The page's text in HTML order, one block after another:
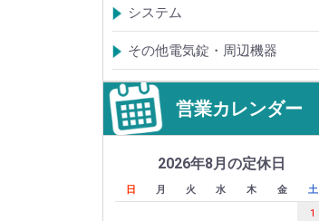
電気錠システム
入退管理システム
システム
テンキーシステム
静脈認証システム
ICカード認証システム
その他電気錠・周辺機器
営業カレンダー
2026年8月の定休日
日 月 火 水 木 金
土
1